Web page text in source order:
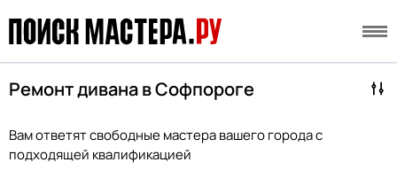
Ремонт дивана в Софпороге
Вам ответят свободные мастера вашего города с
подходящей квалификацией